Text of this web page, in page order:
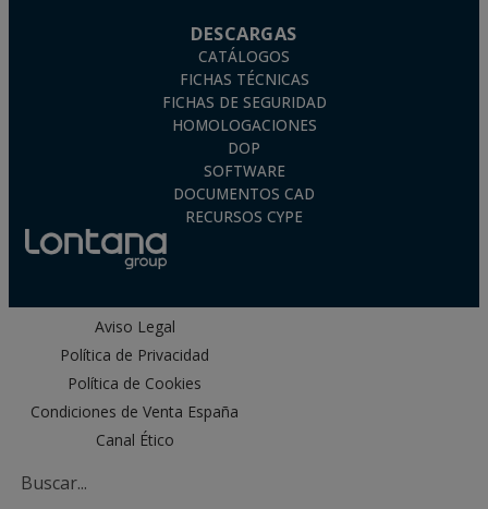
DESCARGAS
CATÁLOGOS
FICHAS TÉCNICAS
FICHAS DE SEGURIDAD
HOMOLOGACIONES
DOP
SOFTWARE
DOCUMENTOS CAD
RECURSOS CYPE
Aviso Legal
Política de Privacidad
Política de Cookies
Condiciones de Venta España
Canal Ético